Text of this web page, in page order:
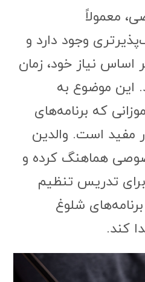
معمولاً
وجود دارد و
اساس نیاز خود، زمان
این موضوع به
که برنامه‌های
مفید است. والدین
هماهنگ کرده و
تدریس تنظیم
شلوغ
کند.